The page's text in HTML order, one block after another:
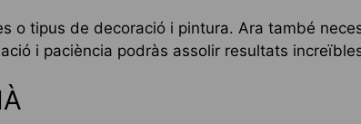
o tipus de decoració i pintura. Ara també
i paciència podràs assolir resultats